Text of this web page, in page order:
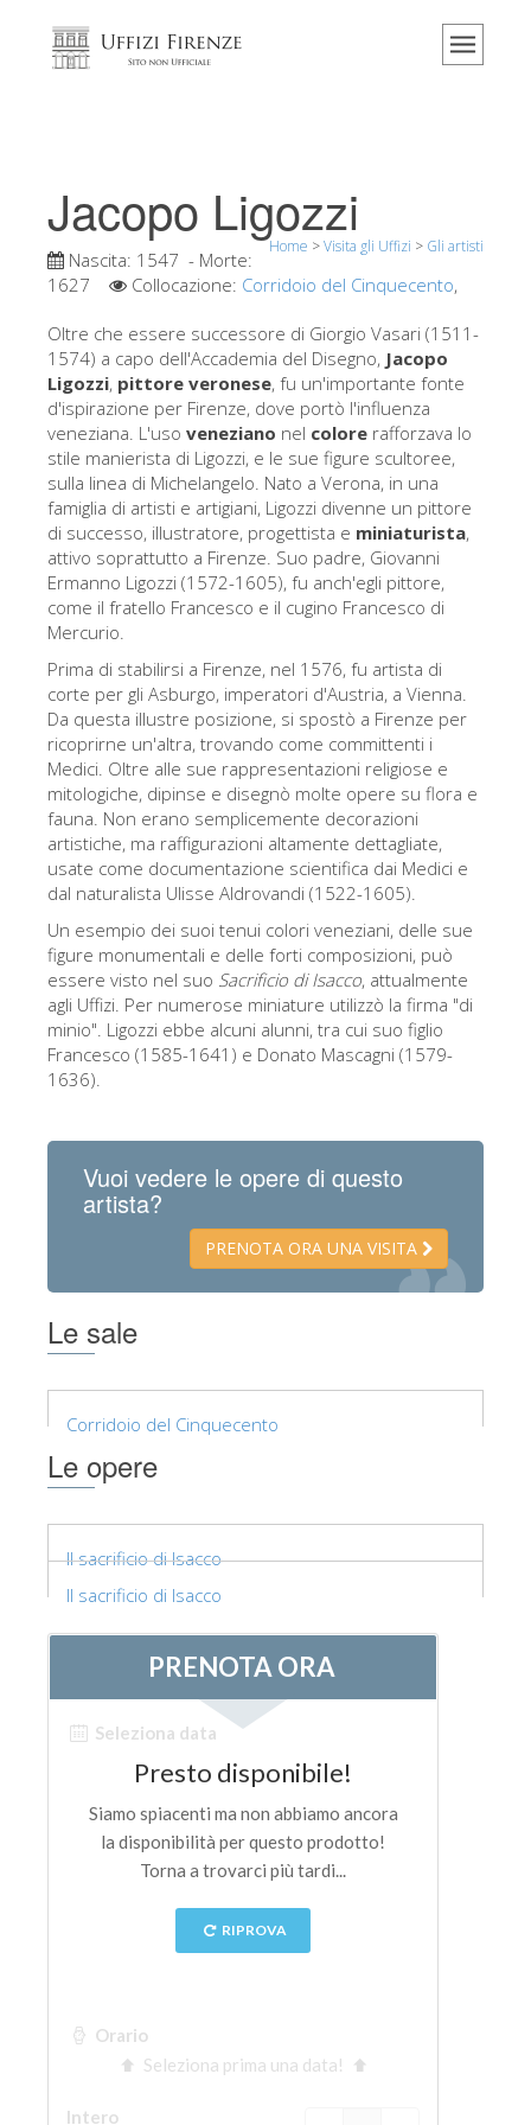
Home
Eventi e mostre
I commenti dei visitatori
Visita gli Uffizi
Prenota ora
Tour virtuale
Le opere
Le sale
Gli artisti
Le nuove sale
Museo nazionale del Bargello
Galleria dell'Accademia
Galleria Palatina
Museo delle Cappelle Medicee
Museo di san Marco
Museo Archeologico
Opificio delle pietre dure
Museo Galileo
Il giardino di Boboli
La torre di Arnolfo
Santa Maria Novella
Santa Croce
Jacopo Ligozzi
Home >Visita gli Uffizi > Gli artisti
Nascita: 1547 - Morte:
1627
Collocazione: Corridoio del Cinquecento,
Oltre che essere successore di Giorgio Vasari (1511-
1574) a capo dell'Accademia del Disegno, Jacopo
Ligozzi, pittore veronese, fu un'importante fonte
d'ispirazione per Firenze, dove portò l'influenza
veneziana. L'uso veneziano nel colore rafforzava lo
stile manierista di Ligozzi, e le sue figure scultoree,
sulla linea di Michelangelo. Nato a Verona, in una
famiglia di artisti e artigiani, Ligozzi divenne un pittore
di successo, illustratore, progettista e miniaturista,
attivo soprattutto a Firenze. Suo padre, Giovanni
Ermanno Ligozzi (1572-1605), fu anch'egli pittore,
come il fratello Francesco e il cugino Francesco di
Mercurio.
Prima di stabilirsi a Firenze, nel 1576, fu artista di
corte per gli Asburgo, imperatori d'Austria, a Vienna.
Da questa illustre posizione, si spostò a Firenze per
ricoprirne un'altra, trovando come committenti i
Medici. Oltre alle sue rappresentazioni religiose e
mitologiche, dipinse e disegnò molte opere su flora e
fauna. Non erano semplicemente decorazioni
artistiche, ma raffigurazioni altamente dettagliate,
usate come documentazione scientifica dai Medici e
dal naturalista Ulisse Aldrovandi (1522-1605).
Un esempio dei suoi tenui colori veneziani, delle sue
figure monumentali e delle forti composizioni, può
essere visto nel suo Sacrificio di Isacco, attualmente
agli Uffizi. Per numerose miniature utilizzò la firma "di
minio". Ligozzi ebbe alcuni alunni, tra cui suo figlio
Francesco (1585-1641) e Donato Mascagni (1579-
1636).
Vuoi vedere le opere di questo
artista?
PRENOTA ORA UNA VISITA
Le sale
Corridoio del Cinquecento
Le opere
Il sacrificio di Isacco
Il sacrificio di Isacco